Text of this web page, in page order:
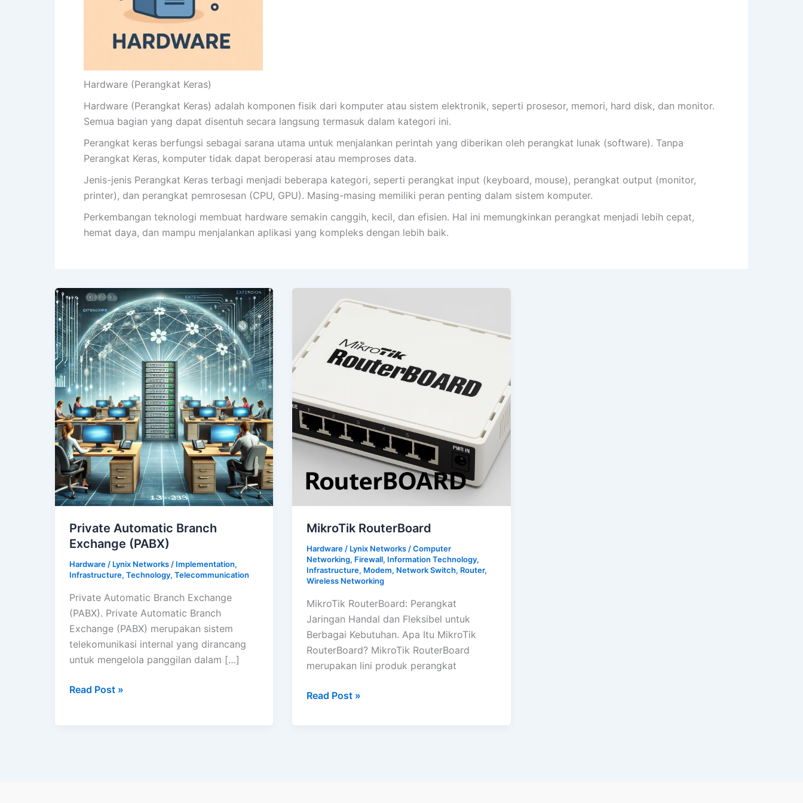
Hardware (Perangkat Keras)
Hardware (Perangkat Keras) adalah komponen fisik dari komputer atau sistem elektronik, seperti prosesor, memori, hard disk, dan monitor.
Semua bagian yang dapat disentuh secara langsung termasuk dalam kategori ini.
Perangkat keras berfungsi sebagai sarana utama untuk menjalankan perintah yang diberikan oleh perangkat lunak (software). Tanpa
Perangkat Keras, komputer tidak dapat beroperasi atau memproses data.
Jenis-jenis Perangkat Keras terbagi menjadi beberapa kategori, seperti perangkat input (keyboard, mouse), perangkat output (monitor,
printer), dan perangkat pemrosesan (CPU, GPU). Masing-masing memiliki peran penting dalam sistem komputer.
Perkembangan teknologi membuat hardware semakin canggih, kecil, dan efisien. Hal ini memungkinkan perangkat menjadi lebih cepat,
hemat daya, dan mampu menjalankan aplikasi yang kompleks dengan lebih baik.
Private Automatic Branch
Exchange (PABX)
Hardware/ Lynix Networks/ Implementation,
Infrastructure, Technology, Telecommunication
Private Automatic Branch Exchange
(PABX). Private Automatic Branch
Exchange (PABX) merupakan sistem
telekomunikasi internal yang dirancang
untuk mengelola panggilan dalam […]
Private
Read Post »
MikroTik RouterBoard
Hardware/ Lynix Networks/Computer
Networking, Firewall, Information Technology,
Infrastructure, Modem, Network Switch, Router,
Wireless Networking
MikroTik RouterBoard: Perangkat
Jaringan Handal dan Fleksibel untuk
Berbagai Kebutuhan. Apa Itu MikroTik
RouterBoard? MikroTik RouterBoard
merupakan lini produk perangkat
MikroTik
Read Post »